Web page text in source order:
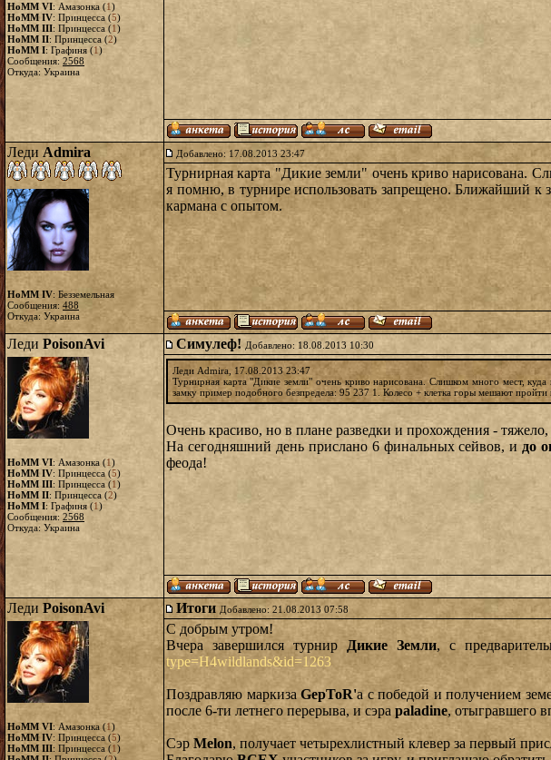
HoMM VI: Амазонка (1)
HoMM IV: Принцесса (5)
HoMM III: Принцесса (1)
HoMM II: Принцесса (2)
HoMM I: Графиня (1)
Сообщения: 2568
Откуда: Украина
Леди Admira
HoMM IV: Безземельная
Сообщения: 488
Откуда: Украина
Добавлено: 17.08.2013 23:47
Турнирная карта "Дикие земли" очень криво нарисована.
я помню, в турнире использовать запрещено. Ближайший к
кармана с опытом.
Леди PoisonAvi
HoMM VI: Амазонка (1)
HoMM IV: Принцесса (5)
HoMM III: Принцесса (1)
HoMM II: Принцесса (2)
HoMM I: Графиня (1)
Сообщения: 2568
Откуда: Украина
Симулеф! Добавлено: 18.08.2013 10:30
Леди Admira, 17.08.2013 23:47
Турнирная карта "Дикие земли" очень криво нарисована. Слишком много мест,
замку пример подобного безпредела: 95 237 1. Колесо + клетка горы мешают пройти
Очень красиво, но в плане разведки и прохождения -
На сегодняшний день прислано 6 финальных сейвов, идо
феода!
Леди PoisonAvi
HoMM VI: Амазонка (1)
HoMM IV: Принцесса (5)
HoMM III: Принцесса (1)
Итоги Добавлено: 21.08.2013 07:58
С добрым утром!
Вчера завершился турнир Дикие Земли, с
type=H4wildlands&id=1263
Поздравляю маркиза GepToR'a с победой и получением
после 6-ти летнего перерыва, и сэра paladine, отыгравшего
Сэр Melon, получает четырехлистный клевер за первый